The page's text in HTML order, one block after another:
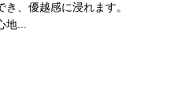
、優越感に浸れます。
...